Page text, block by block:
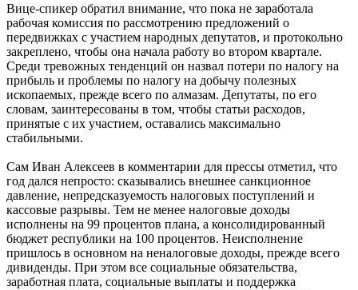
Вице-спикер обратил внимание, что пока не заработала
рабочая комиссия по рассмотрению предложений о
передвижках с участием народных депутатов, и протокольно
закреплено, чтобы она начала работу во втором квартале.
Среди тревожных тенденций он назвал потери по налогу на
прибыль и проблемы по налогу на добычу полезных
ископаемых, прежде всего по алмазам. Депутаты, по его
словам, заинтересованы в том, чтобы статьи расходов,
принятые с их участием, оставались максимально
стабильными.
Сам Иван Алексеев в комментарии для прессы отметил, что
год дался непросто: сказывались внешнее санкционное
давление, непредсказуемость налоговых поступлений и
кассовые разрывы. Тем не менее налоговые доходы
исполнены на 99 процентов плана, а консолидированный
бюджет республики на 100 процентов. Неисполнение
пришлось в основном на неналоговые доходы, прежде всего
дивиденды. При этом все социальные обязательства,
заработная плата, социальные выплаты и поддержка